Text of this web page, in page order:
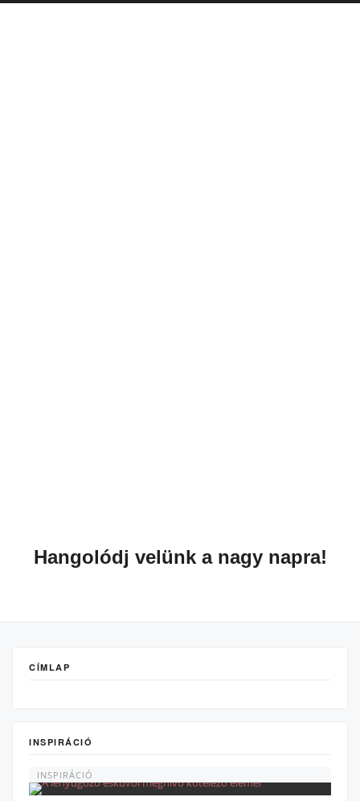
Hangolódj velünk a nagy napra!
CÍMLAP
INSPIRÁCIÓ
INSPIRÁCIÓ